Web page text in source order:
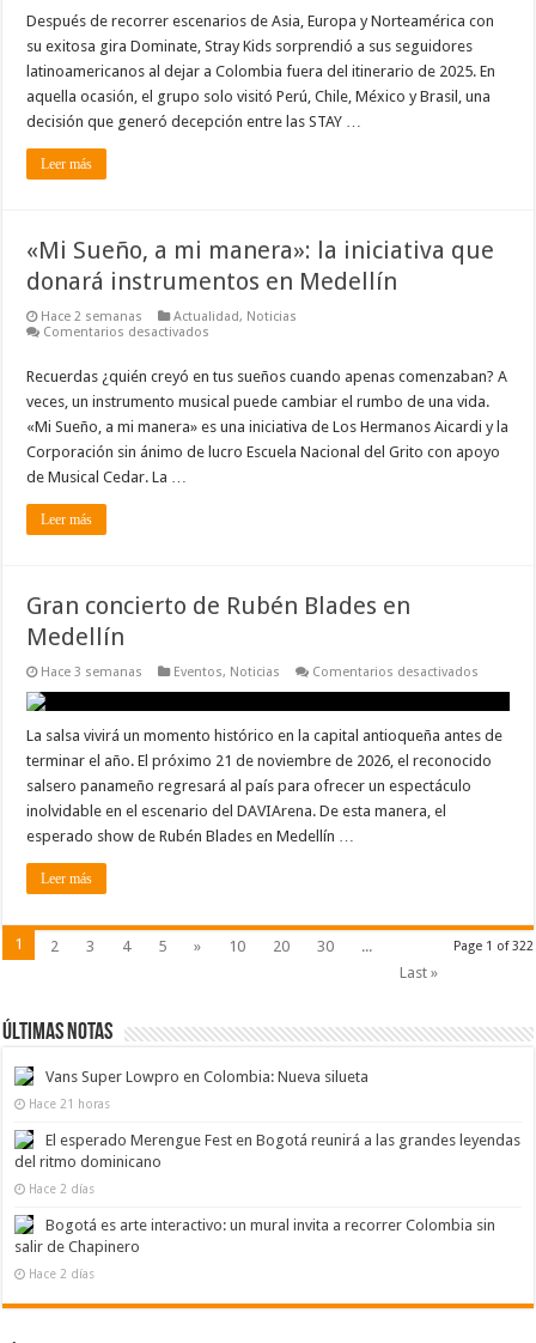
por
a
Bogotá
con
Después de recorrer escenarios de Asia, Europa y Norteamérica con
su exitosa gira Dominate, Stray Kids sorprendió a sus seguidores
latinoamericanos al dejar a Colombia fuera del itinerario de 2025. En
aquella ocasión, el grupo solo visitó Perú, Chile, México y Brasil, una
decisión que generó decepción entre las STAY …
Leer más
«Mi Sueño, a mi manera»: la iniciativa que
donará instrumentos en Medellín
Hace 2 semanas Actualidad, Noticias
Comentarios desactivados
a
mi
manera»:
la
que
Recuerdas ¿quién creyó en tus sueños cuando apenas comenzaban? A
veces, un instrumento musical puede cambiar el rumbo de una vida.
«Mi Sueño, a mi manera» es una iniciativa de Los Hermanos Aicardi y la
Corporación sin ánimo de lucro Escuela Nacional del Grito con apoyo
de Musical Cedar. La …
Leer más
Gran concierto de Rubén Blades en
Medellín
Hace 3 semanas Eventos, Noticias Comentarios desactivados
Rubén
en
La salsa vivirá un momento histórico en la capital antioqueña antes de
terminar el año. El próximo 21 de noviembre de 2026, el reconocido
salsero panameño regresará al país para ofrecer un espectáculo
inolvidable en el escenario del DAVIArena. De esta manera, el
esperado show de Rubén Blades en Medellín …
Leer más
Page 1 of 322
1 2 3 4 5 » 10 20 30
...
Last »
Últimas notas
Vans Super Lowpro en Colombia: Nueva silueta
Hace 21 horas
El esperado Merengue Fest en Bogotá reunirá a las grandes leyendas
del ritmo dominicano
Hace 2 días
Bogotá es arte interactivo: un mural invita a recorrer Colombia sin
salir de Chapinero
Hace 2 días